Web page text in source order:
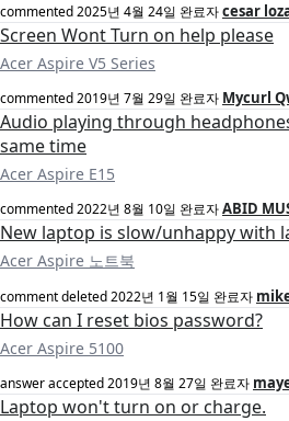
commented2025년 4월 24일 완료자cesar
Screen Wont Turn on help please
Acer Aspire V5 Series
commented2019년 7월 29일 완료자 Mycurl
Audio playing through
same time
Acer Aspire E15
commented2022년 8월 10일 완료자ABID
New laptop is slow/unhappy with
Acer Aspire 노트북
comment deleted2022년 1월 15일 완료자
How can I reset bios password?
Acer Aspire 5100
answer accepted2019년 8월 27일 완료자
Laptop won't turn on or charge.